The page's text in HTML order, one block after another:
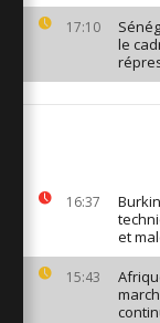
17:10
le
16:37
et
15:43